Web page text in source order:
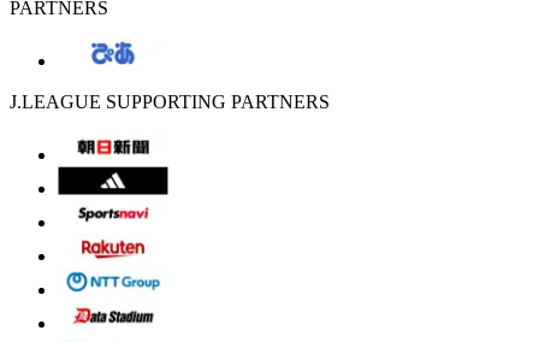
PARTNERS
J.LEAGUE SUPPORTING PARTNERS